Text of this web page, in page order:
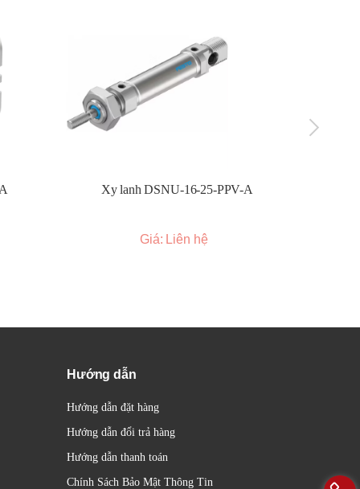
Xy lanh DSNU-16-25-PPV-A
Giá: Liên hệ
Hướng dẫn
Hướng dẫn đặt hàng
Hướng dẫn đổi trả hàng
Hướng dẫn thanh toán
Chính Sách Bảo Mật Thông Tin